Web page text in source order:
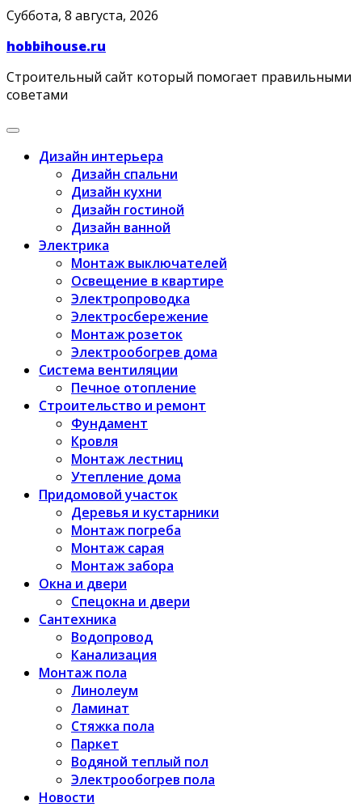
Skip
content
Суббота, 8 августа, 2026
hobbihouse.ru
Строительный сайт который помогает правильными
советами
Дизайн интерьера
Дизайн спальни
Дизайн кухни
Дизайн гостиной
Дизайн ванной
Электрика
Монтаж выключателей
Освещение в квартире
Электропроводка
Электросбережение
Монтаж розеток
Электрообогрев дома
Система вентиляции
Печное отопление
Строительство и ремонт
Фундамент
Кровля
Монтаж лестниц
Утепление дома
Придомовой участок
Деревья и кустарники
Монтаж погреба
Монтаж сарая
Монтаж забора
Окна и двери
Спецокна и двери
Сантехника
Водопровод
Канализация
Монтаж пола
Линолеум
Ламинат
Стяжка пола
Паркет
Водяной теплый пол
Электрообогрев пола
Новости